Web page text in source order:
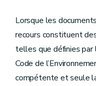
Lorsque les
recours constituent
telles que définies par
Code de
compétente et seule